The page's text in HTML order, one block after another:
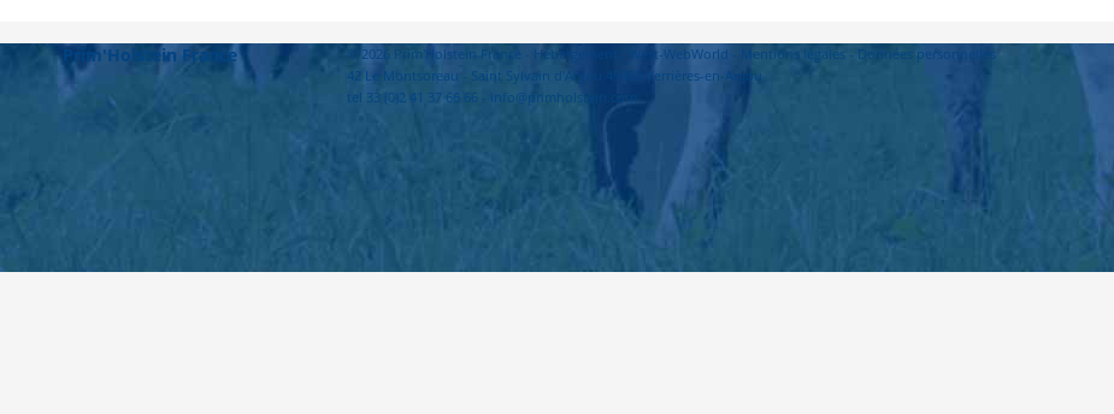
Prim'Holstein France © 2026 Prim'Holstein France - Hébergement : West-WebWorld - Mentions légales- Données personnelles
42 Le Montsoreau - Saint Sylvain d'Anjou 49480 Verrières-en-Anjou
tel 33 (0)2 41 37 66 66 - info@primholstein.com